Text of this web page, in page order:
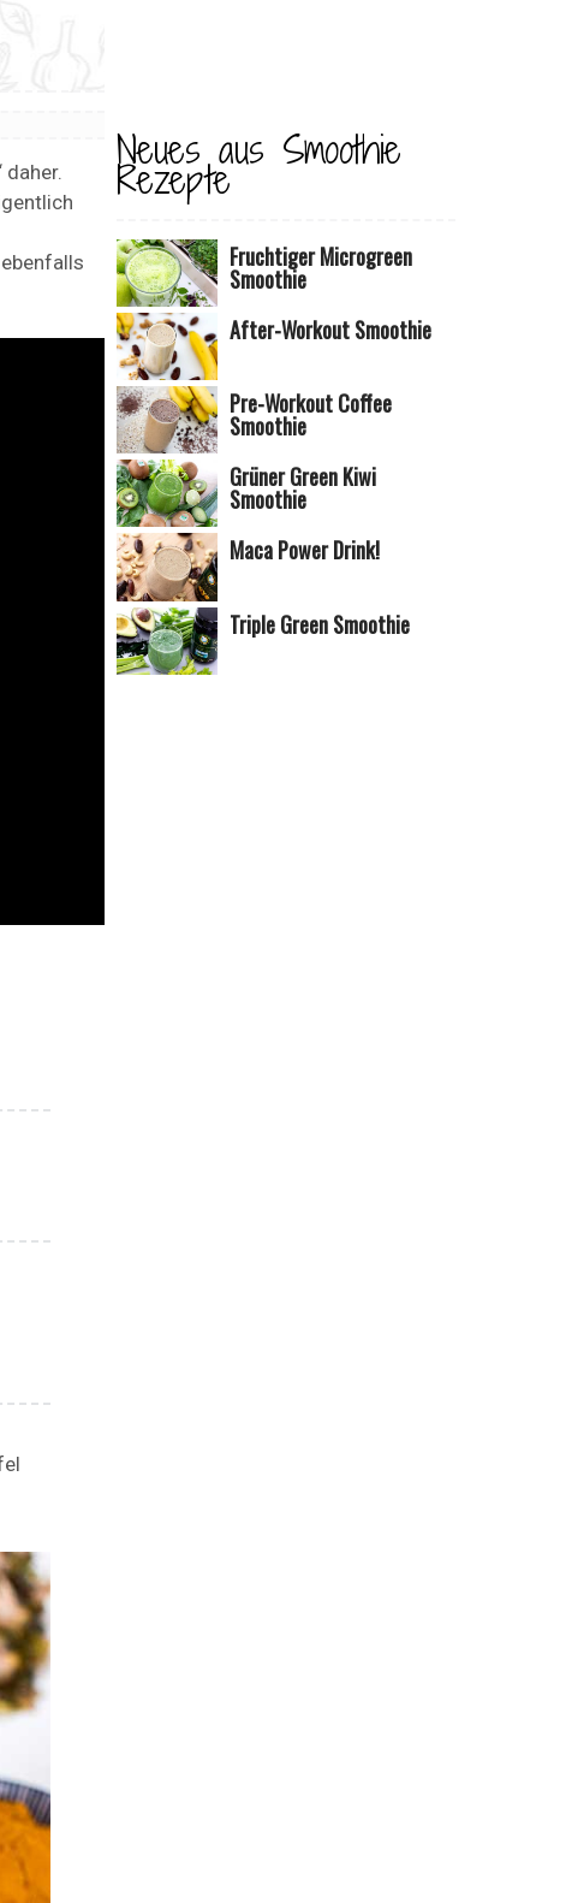
Neues aus Smoothie
Rezepte
Fruchtiger Microgreen
Smoothie
After-Workout Smoothie
Pre-Workout Coffee
Smoothie
Grüner Green Kiwi
Smoothie
Maca Power Drink!
Triple Green Smoothie